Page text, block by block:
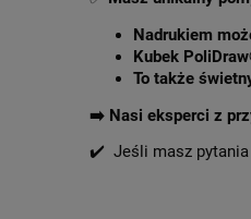
Nadrukiem
Kubek
To także
➡️ Nasi eksperci z
✔️ Jeśli masz pytania